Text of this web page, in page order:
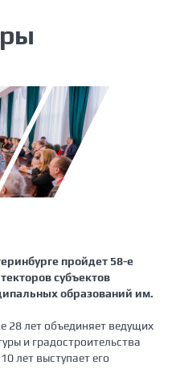
пройдет 58-е
субъектов
образований им.
28 лет объединяет ведущих
и градостроительства
лет выступает его